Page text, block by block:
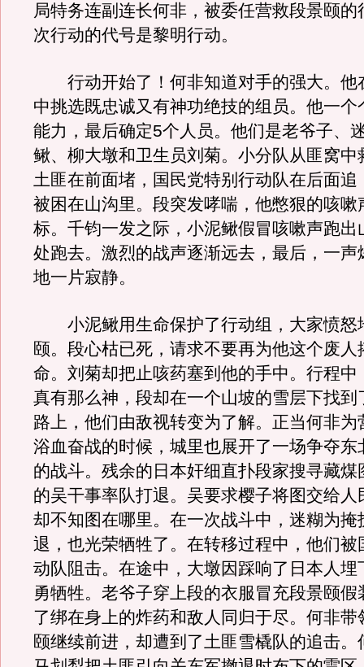
局特务连副连长何非，被委任营救段景颐的
次行动的代号是黎明行动。
行动开始了！何非知道对手的强大。他
中挑选既忠诚又有神功绝技的组员。他一个
能力，最后确定5个人员。他们是老爷子、
鳅、柳大墩和卫生员刘菊。小分队从匪窝中
土匪在前面堵，国民党特别行动队在后面追
被困在山沟里。段突发哮喘，他憋狠的咳嗽
标。千钧一发之际，小泥鳅假冒咳嗽声跑出
处跑去。激烈的战声逐渐远去，最后，一声
地一片寂静。
小泥鳅用生命保护了行动组，大家愤怒
颐。段心枯已死，请求不要再为他这个废人
命。刘菊却把止咳药塞到他的手中。行程中
真有那么神，段却在一个山坡的雪层下找到
路上，他们由敌视转变为了解。正当何非为
浴血奋战的时候，城里也展开了一场争夺东
的战斗。残余的日本奸细直扑段家搜寻藏煤
的吴干事率队打退。吴要求樱子将图交给人
却不知图在哪里。在一次战斗中，迷糊为掩
退，也光荣牺牲了。在转移过程中，他们被
动队阻击。在途中，大墩因踩响了日本人埋
勇牺牲。老爷子穿上段的衣服冒充段景颐假
了绑在身上的炸药和敌人同归于尽。何非带
颐继续前进，却遭到了土匪雪橇队的追击。